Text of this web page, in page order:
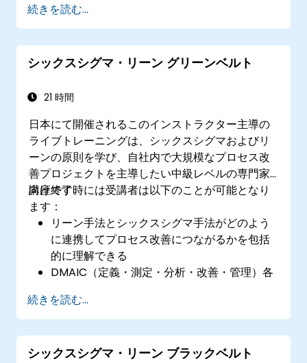
になる。
リーンおよびシックスシグマの手法を統合
し、より効率的かつ効果的なプロセス改善が
可能になる。
エローベルトが業務改善プロジェクトで活用
ールと技法を教えることができるようにな
る。
続きを読む...
シックスシグマ・リーン グリーンベルト
21 時間
日本にて開催されるこのインストラクター主導の
ライブトレーニングは、シックスシグマおよびリ
ーンの原則を学び、自社内で大規模なプロセス改
善プロジェクトを主導したい中級レベルの専門家
向けです。
講座終了時には受講者は以下のことが可能となり
ます：
リーン手法とシックスシグマ手法がどのよう
に連携してプロセス改善につながるかを包括
的に理解できる
DMAIC（定義・測定・分析・改善・管理）各
付ける
データに基づいた意思決定やプロセス解析の
ための高度な統計的手法を用いることができ
る
続きを読む...
シックスシグマ・リーン ブラックベルト